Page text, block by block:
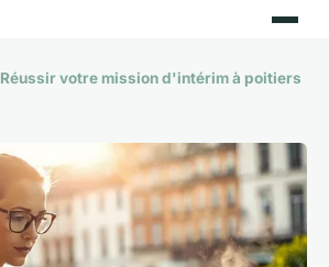
Réussir votre mission d'intérim à poitiers